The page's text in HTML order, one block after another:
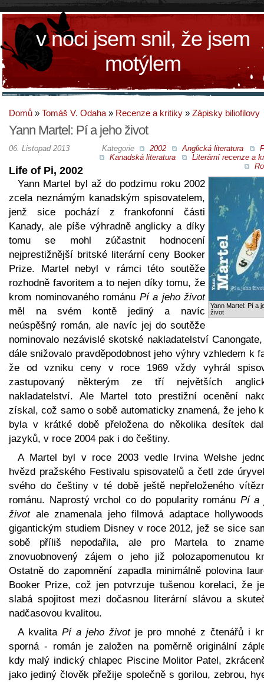
v noci jsem snil, že jsem
motýlem
Domů » Tomáš V. Odaha » Recenze a kritiky » Zápisky biliofilovy
Yann Martel: Pí a jeho život
Kategorie 2002 Anglická literatura
Kanadská literatura
Literární recenze a
06. Listopad 2013
Yann Martel: Pí a
život
Life of Pi, 2002
Yann Martel byl až do podzimu roku 2002
zcela neznámým kanadským spisovatelem,
jenž sice pochází z frankofonní části
Kanady, ale píše výhradně anglicky a díky
tomu se mohl zúčastnit hodnocení
nejprestižnější britské literární ceny Booker
Prize. Martel nebyl v rámci této soutěže
rozhodně favoritem a to nejen díky tomu, že
krom nominovaného románu Pí a jeho život
měl na svém kontě jediný a navíc
neúspěšný román, ale navíc jej do soutěže
nominovalo nezávislé skotské nakladatelství
dále snižovalo pravděpodobnost jeho výhry vzhledem k
že od vzniku ceny v roce 1969 vždy vyhrál
zastupovaný některým ze tří největších
nakladatelství. Ale Martel toto prestižní ocenění
získal, což samo o sobě automaticky znamená, že jeho
byla v krátké době přeložena do několika desítek
jazyků, v roce 2004 pak i do češtiny.
A Martel byl v roce 2003 vedle Irvina Welshe
hvězd pražského Festivalu spisovatelů a četl zde
svého do češtiny v té době ještě nepřeloženého
románu. Naprostý vrchol co do popularity románu Pí a
životale znamenala jeho filmová adaptace
gigantickým studiem Disney v roce 2012, jež se sice
sobě příliš nepodařila, ale pro Martela to
znovuobnovený zájem o jeho již polozapomenutou
Ostatně do zapomnění zapadla minimálně polovina
Booker Prize, což jen potvrzuje tušenou korelaci, že
slabá spojitost mezi dočasnou literární slávou a
nadčasovou kvalitou.
A kvalita Pí a jeho životje pro mnohé z čtenářů i
sporná - román je založen na poměrně originální
kdy malý indický chlapec Piscine Molitor Patel,
jako jediný člověk přežije společně s gorilou, zebrou,